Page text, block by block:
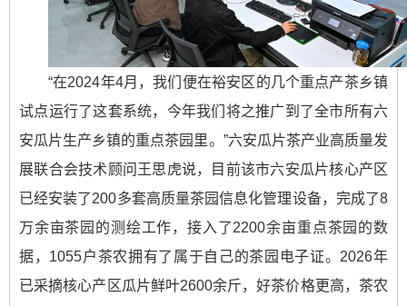
“在2024年4月，我们便在裕安区的几个重点产茶乡镇
试点运行了这套系统，今年我们将之推广到了全市所有六
安瓜片生产乡镇的重点茶园里。”六安瓜片茶产业高质量发
展联合会技术顾问王思虎说，目前该市六安瓜片核心产区
已经安装了200多套高质量茶园信息化管理设备，完成了8
万余亩茶园的测绘工作，接入了2200余亩重点茶园的数
据，1055户茶农拥有了属于自己的茶园电子证。2026年
已采摘核心产区瓜片鲜叶2600余斤，好茶价格更高，茶农